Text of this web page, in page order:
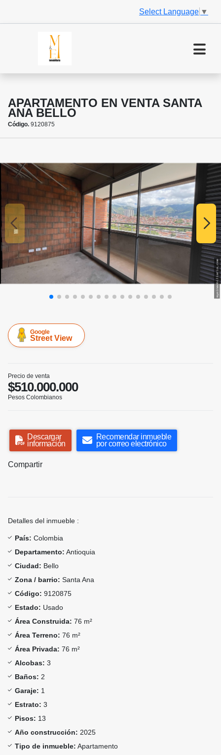
Select Language ▼
APARTAMENTO EN VENTA SANTA
ANA BELLO
Código. 9120875
Google
Street View
Precio de venta
$510.000.000
Pesos Colombianos
Descargar
información
Recomendar inmueble
por correo electrónico
Compartir
Detalles del inmueble :
País: Colombia
Departamento: Antioquia
Ciudad: Bello
Zona / barrio: Santa Ana
Código: 9120875
Estado: Usado
Área Construida: 76 m²
Área Terreno: 76 m²
Área Privada: 76 m²
Alcobas: 3
Baños: 2
Garaje: 1
Estrato: 3
Pisos: 13
Año construcción: 2025
Tipo de inmueble: Apartamento